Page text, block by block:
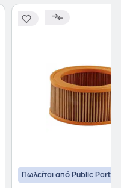
Πωλείται από Public